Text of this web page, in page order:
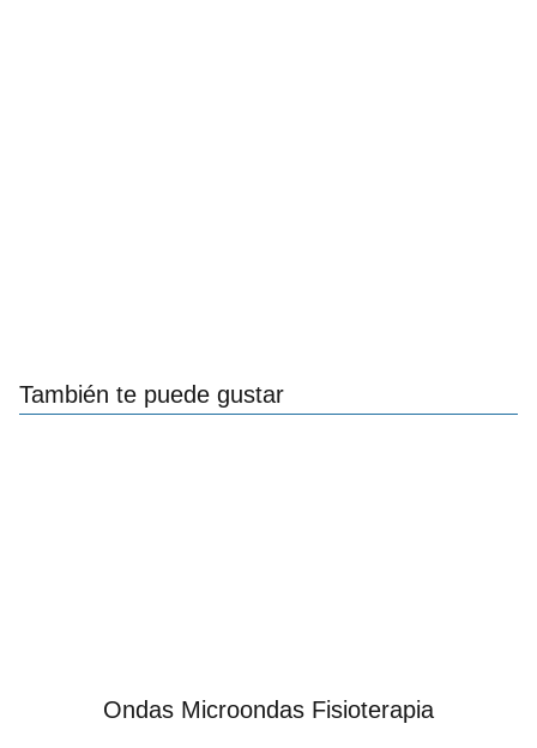
También te puede gustar
Ondas Microondas Fisioterapia